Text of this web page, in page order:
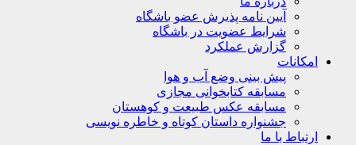
آیین نامه پذیرش عضو باشگاه
شرایط عضویت در باشگاه
گزارش عملکرد
پیش بینی وضع آب و هوا
مسابقه کتابخوانی مجازی
مسابقه عکس طبیعت و کوهستان
جشنواره داستان کوتاه و خاطره نویسی
با ما